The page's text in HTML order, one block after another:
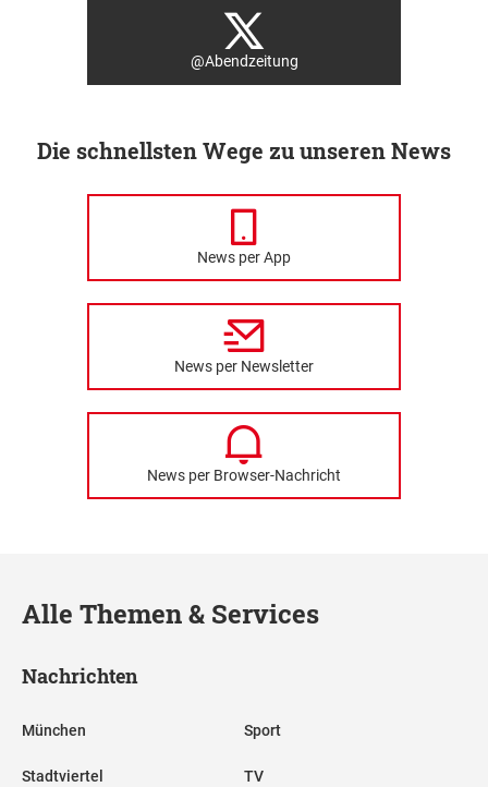
@Abendzeitung
Die schnellsten Wege zu unseren News
News per App
News per Newsletter
News per Browser-Nachricht
Alle Themen & Services
Nachrichten
München
Stadtviertel
Sport
TV